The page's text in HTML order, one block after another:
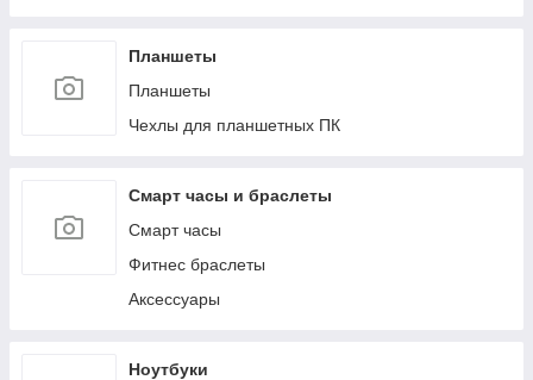
Чехлы
Прочее
Планшеты
Планшеты
Чехлы для планшетных ПК
Смарт часы и браслеты
Смарт часы
Фитнес браслеты
Аксессуары
Ноутбуки